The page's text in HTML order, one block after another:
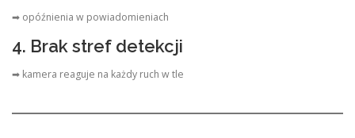
➡ opóźnienia w powiadomieniach
4. Brak stref detekcji
➡ kamera reaguje na każdy ruch w tle